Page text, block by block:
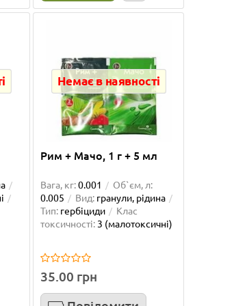
2
Купити
Тотал, 500 мл
Немає в наявності
Рим + Мачо, 1 г + 5 мл
Вага, кг:0.001
Об`єм, л:
0.005
Вид: гранули, рідина
Тип: гербіциди
Клас
токсичності: 3 (малотоксичні)
35.00 грн